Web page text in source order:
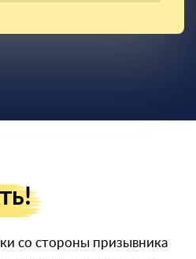
со стороны призывника